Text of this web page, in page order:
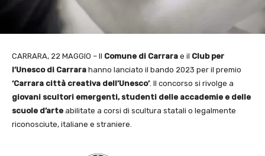
CARRARA, 22 MAGGIO – Il Comune di Carrara e il Club per
l’Unesco di Carrara hanno lanciato il bando 2023 per il premio
‘Carrara città creativa dell’Unesco’. Il concorso si rivolge a
giovani scultori emergenti, studenti delle accademie e delle
scuole d’arte abilitate a corsi di scultura statali o legalmente
riconosciute, italiane e straniere.